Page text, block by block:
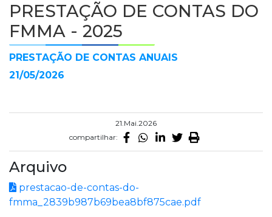
PRESTAÇÃO DE CONTAS DO
FMMA - 2025
PRESTAÇÃO DE CONTAS ANUAIS
21/05/2026
21.Mai.2026
compartilhar:
Arquivo
prestacao-de-contas-do-
fmma_2839b987b69bea8bf875cae.pdf